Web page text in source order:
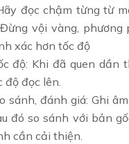
đọc chậm từng từ
vội vàng, phương
xác hơn tốc độ
độ: Khi đã quen dần
độ đọc lên.
sánh, đánh giá: Ghi
đó so sánh với bản
cần cải thiện.